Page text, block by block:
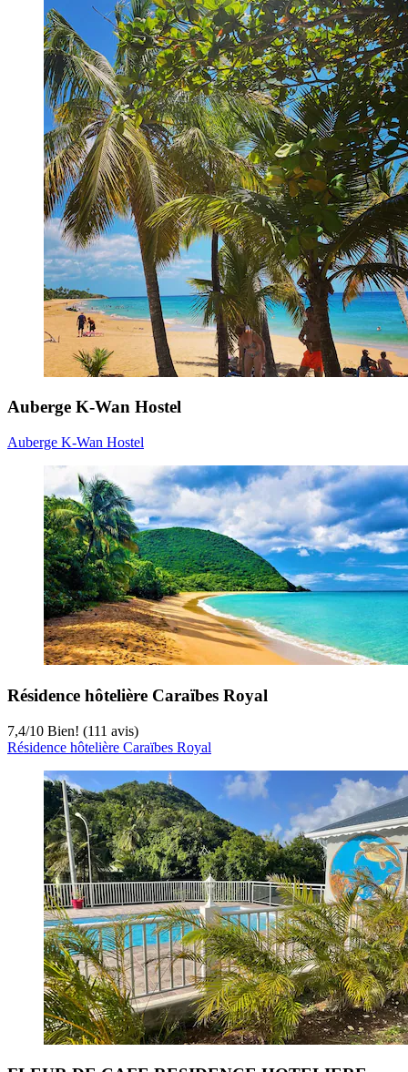
Auberge K-Wan Hostel
Auberge K-Wan Hostel
Résidence hôtelière Caraïbes Royal
7,4/10 Bien! (111 avis)
Résidence hôtelière Caraïbes Royal